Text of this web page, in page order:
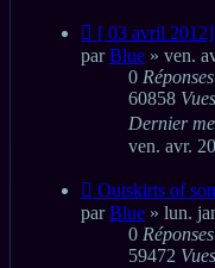
Nouveau
message
[ 03 avril
parBlue » ven.
0 Réponses
60858 Vues
Dernier
ven. avr.
Nouveau
message
Outskirts of
parBlue » lun.
0 Réponses
59472 Vues